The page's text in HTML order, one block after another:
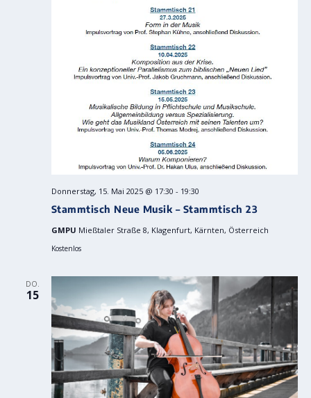
Stammtisch Neue Musik – Stammtisch 23
Donnerstag, 15. Mai 2025 @ 17:30 - 19:30
GMPU Mießtaler Straße 8, Klagenfurt, Kärnten, Österreich
Kostenlos
DO.
15